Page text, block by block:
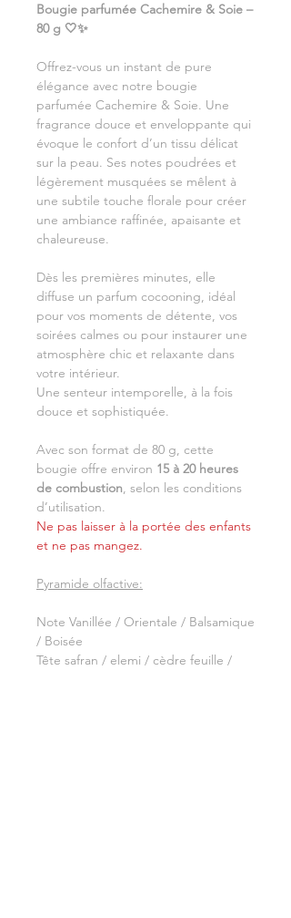
Bougie parfumée Cachemire & Soie –
80 g 🤍✨
Offrez-vous un instant de pure
élégance avec notre bougie
parfumée Cachemire & Soie. Une
fragrance douce et enveloppante qui
évoque le confort d’un tissu délicat
sur la peau. Ses notes poudrées et
légèrement musquées se mêlent à
une subtile touche florale pour créer
une ambiance raffinée, apaisante et
chaleureuse.
Dès les premières minutes, elle
diffuse un parfum cocooning, idéal
pour vos moments de détente, vos
soirées calmes ou pour instaurer une
atmosphère chic et relaxante dans
votre intérieur.
Une senteur intemporelle, à la fois
douce et sophistiquée.
Avec son format de 80 g, cette
bougie offre environ 15 à 20 heures
de combustion, selon les conditions
d’utilisation.
Ne pas laisser à la portée des enfants
et ne pas mangez.
Pyramide olfactive:
Note Vanillée / Orientale / Balsamique
/ Boisée
Tête safran / elemi / cèdre feuille /